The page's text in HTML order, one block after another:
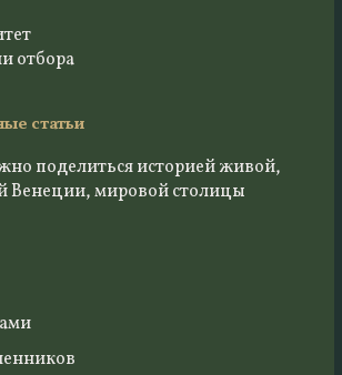
отбора
статьи
поделиться историей живой,
Венеции, мировой столицы